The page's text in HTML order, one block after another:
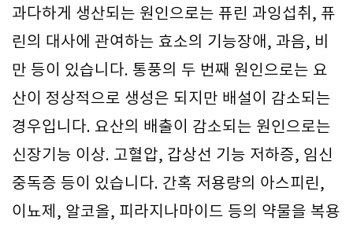
과다하게 생산되는 원인으로는 퓨린 과잉섭취, 퓨
린의 대사에 관여하는 효소의 기능장애, 과음, 비
만 등이 있습니다. 통풍의 두 번째 원인으로는 요
산이 정상적으로 생성은 되지만 배설이 감소되는
경우입니다. 요산의 배출이 감소되는 원인으로는
신장기능 이상. 고혈압, 갑상선 기능 저하증, 임신
중독증 등이 있습니다. 간혹 저용량의 아스피린,
이뇨제, 알코올, 피라지나마이드 등의 약물을 복용